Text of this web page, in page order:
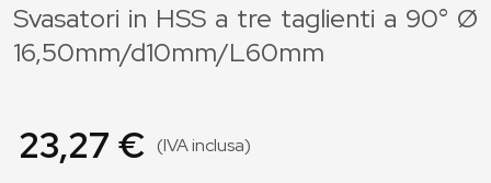
Svasatori in HSS a tre taglienti a 90° Ø
16,50mm/d10mm/L60mm
23,27 € (IVA inclusa)